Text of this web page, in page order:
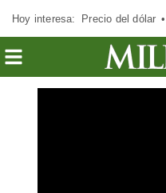
Hoy interesa: Precio del dólar